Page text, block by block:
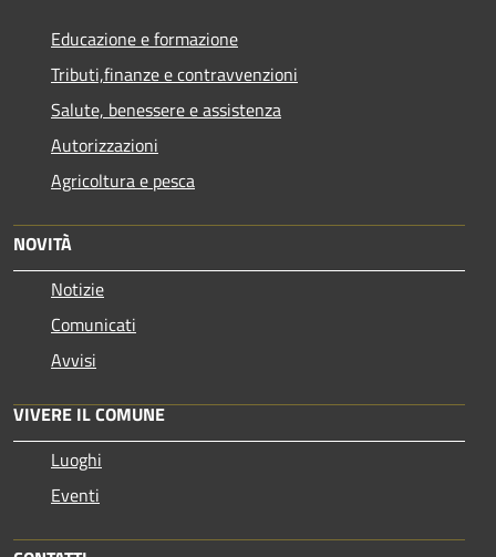
Educazione e formazione
Tributi,finanze e contravvenzioni
Salute, benessere e assistenza
Autorizzazioni
Agricoltura e pesca
NOVITÀ
Notizie
Comunicati
Avvisi
VIVERE IL COMUNE
Luoghi
Eventi